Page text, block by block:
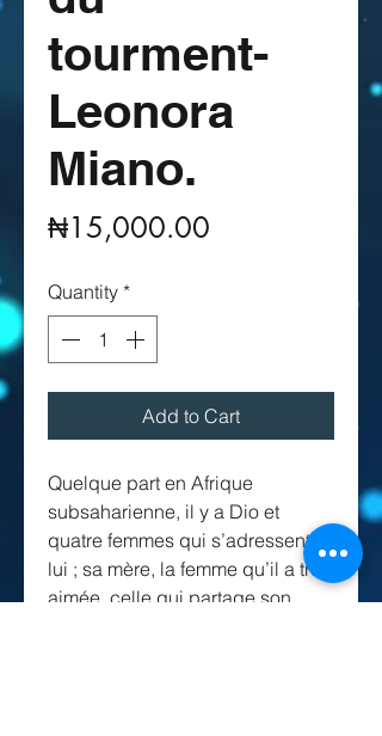
tourment-
Leonora
Miano.
₦15,000.00
Quantity *
Add to Cart
Quelque part en Afrique
subsaharienne, il y a Dio et
quatre femmes qui s’adressent à
lui ; sa mère, la femme qu’il a trop
aimée, celle qui partage son